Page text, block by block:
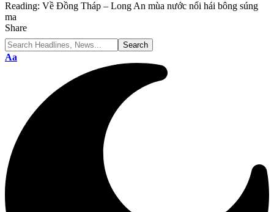
Reading: Về Đồng Tháp – Long An mùa nước nổi hái bông súng
ma
Share
Font
Aa